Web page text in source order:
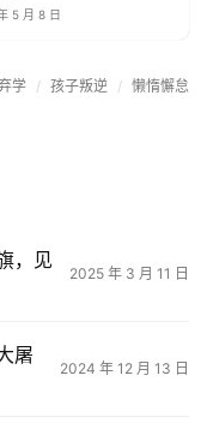
5 月 8 日
学 / 孩子叛逆 / 懒惰懈怠
，见
2025 年 3 月 11 日
屠
2024 年 12 月 13 日